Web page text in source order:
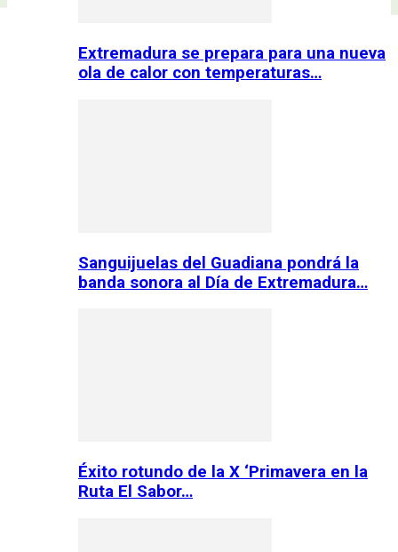
Extremadura se prepara para una nueva
ola de calor con temperaturas…
Sanguijuelas del Guadiana pondrá la
banda sonora al Día de Extremadura…
Éxito rotundo de la X ‘Primavera en la
Ruta El Sabor…